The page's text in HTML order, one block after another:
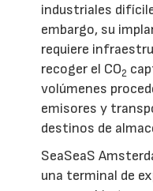
industriales
embargo, su
requiere
recoger el CO2
volúmenes
emisores y
destinos de
SeaSeaS
una terminal de